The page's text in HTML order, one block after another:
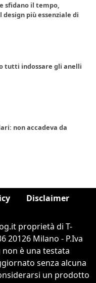
sfidano il tempo,
design più essenziale di
tutti indossare gli anelli
non accadeva da
Disclaimer
proprietà di T-
20126 Milano - P.Iva
non è una testata
senza alcuna
un prodotto